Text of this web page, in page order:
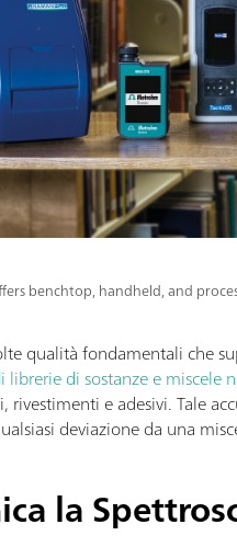
benchtop, handheld, and
qualità fondamentali che
librerie di sostanze e miscele
e adesivi. Tale
deviazione da una
la